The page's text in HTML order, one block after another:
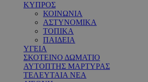
ΚΥΠΡΟΣ
ΚΟΙΝΩΝΙΑ
ΑΣΤΥΝΟΜΙΚΑ
ΤΟΠΙΚΑ
ΠΑΙΔΕΙΑ
ΥΓΕΙΑ
ΣΚΟΤΕΙΝΟ ΔΩΜΑΤΙΟ
ΑΥΤΟΠΤΗΣ ΜΑΡΤΥΡΑΣ
ΤΕΛΕΥΤΑΙΑ ΝΕΑ